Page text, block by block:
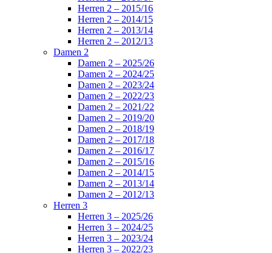
Herren 2 – 2015/16
Herren 2 – 2014/15
Herren 2 – 2013/14
Herren 2 – 2012/13
Damen 2
Damen 2 – 2025/26
Damen 2 – 2024/25
Damen 2 – 2023/24
Damen 2 – 2022/23
Damen 2 – 2021/22
Damen 2 – 2019/20
Damen 2 – 2018/19
Damen 2 – 2017/18
Damen 2 – 2016/17
Damen 2 – 2015/16
Damen 2 – 2014/15
Damen 2 – 2013/14
Damen 2 – 2012/13
Herren 3
Herren 3 – 2025/26
Herren 3 – 2024/25
Herren 3 – 2023/24
Herren 3 – 2022/23